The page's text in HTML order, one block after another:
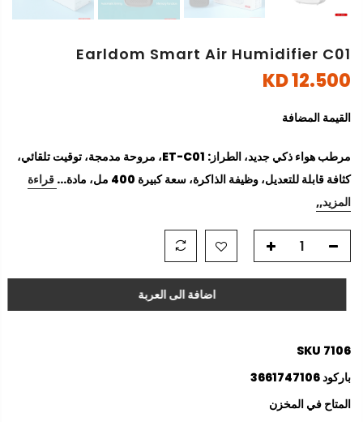
Earldom Smart Air Humidifier C01
12.500 KD
القيمة المضافة
مرطب هواء ذكي جديد، الطراز: ET-C01، مروحة مدمجة، توقيت تلقائي،
كثافة قابلة للتعديل، وظيفة الذاكرة، سعة كبيرة 400 مل، مادة...
قراءة
المزيد,,
اضافة الى العربة
SKU 7106
باركود3661747106
المتاح في المخزن